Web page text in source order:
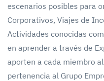
escenarios posibles para
Corporativos, Viajes de
Actividades conocidas
en aprender a través de
aporten a cada miembro
pertenencia al Grupo